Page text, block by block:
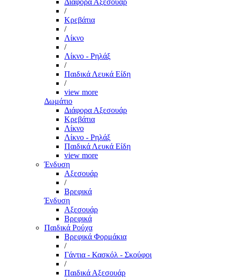
Διάφορα Αξεσουάρ
/
Κρεβάτια
/
Λίκνο
/
Λίκνο - Ρηλάξ
/
Παιδικά Λευκά Είδη
/
view more
Δωμάτιο
Διάφορα Αξεσουάρ
Κρεβάτια
Λίκνο
Λίκνο - Ρηλάξ
Παιδικά Λευκά Είδη
view more
Ένδυση
Αξεσουάρ
/
Βρεφικά
Ένδυση
Αξεσουάρ
Βρεφικά
Παιδικά Ρούχα
Βρεφικά Φορμάκια
/
Γάντια - Κασκόλ - Σκούφοι
/
Παιδικά Αξεσουάρ